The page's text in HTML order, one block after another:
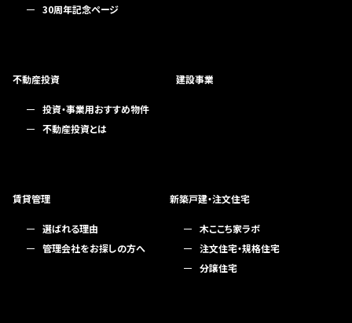
30周年記念ページ
不動産投資
投資・事業用おすすめ物件
不動産投資とは
建設事業
賃貸管理
選ばれる理由
管理会社をお探しの方へ
新築戸建・注文住宅
木ここち家ラボ
注文住宅・規格住宅
分譲住宅